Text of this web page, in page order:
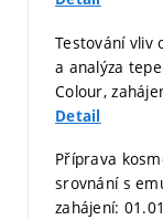
Testování vliv
a analýza
Colour,
Detail
Příprava
srovnání s
zahájení: